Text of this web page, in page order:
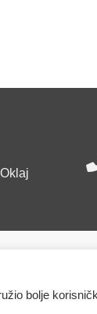
pridržana.
bolje